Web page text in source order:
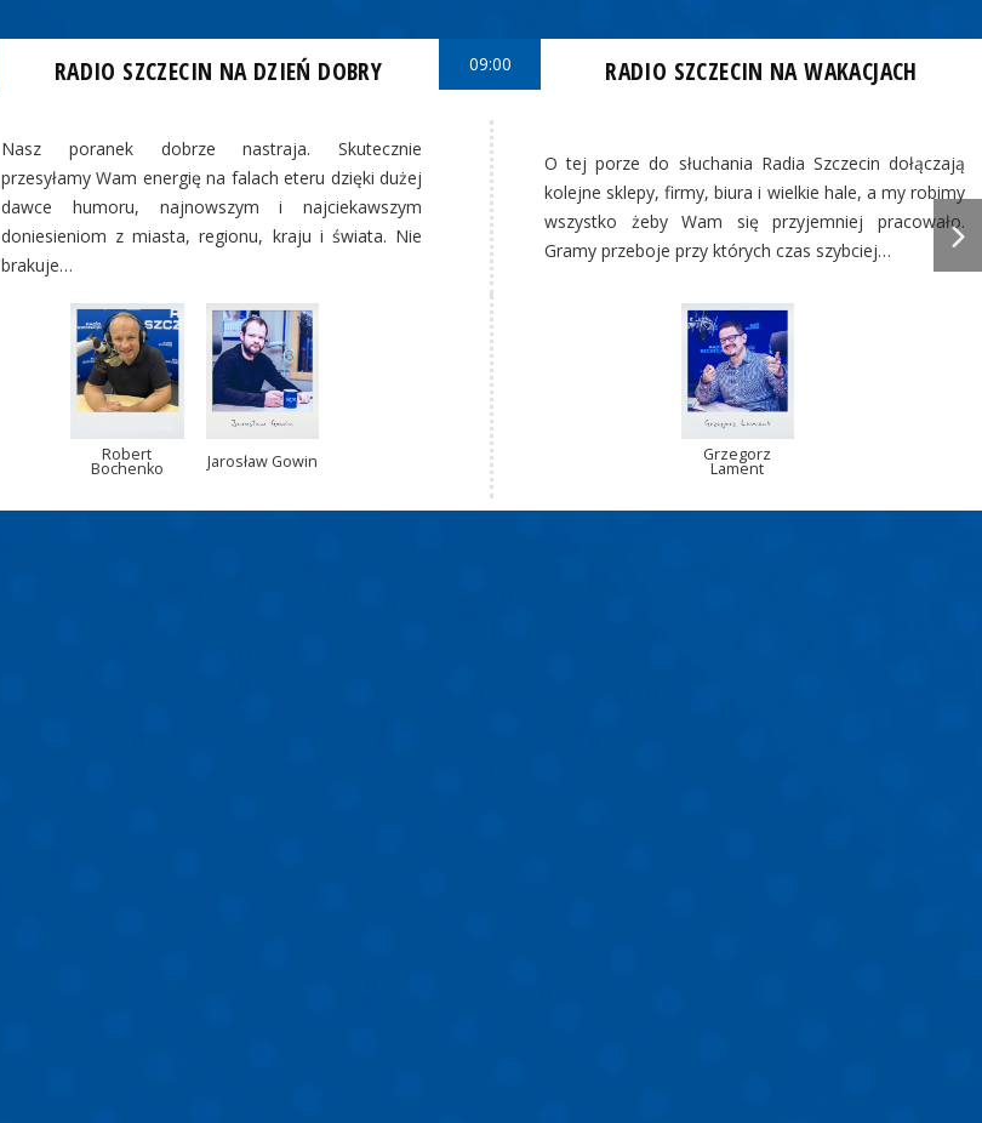
RADIO SZCZECIN NA DZIEŃ DOBRY
Nasz poranek dobrze nastraja. Skutecznie
przesyłamy Wam energię na falach eteru dzięki dużej
dawce humoru, najnowszym i najciekawszym
doniesieniom z miasta, regionu, kraju i świata. Nie
brakuje…
Robert
Bochenko Jarosław Gowin
09:00 RADIO SZCZECIN NA WAKACJACH
O tej porze do słuchania Radia Szczecin dołączają
kolejne sklepy, firmy, biura i wielkie hale, a my robimy
wszystko żeby Wam się przyjemniej pracowało.
Gramy przeboje przy których czas szybciej…
Grzegorz
Lament